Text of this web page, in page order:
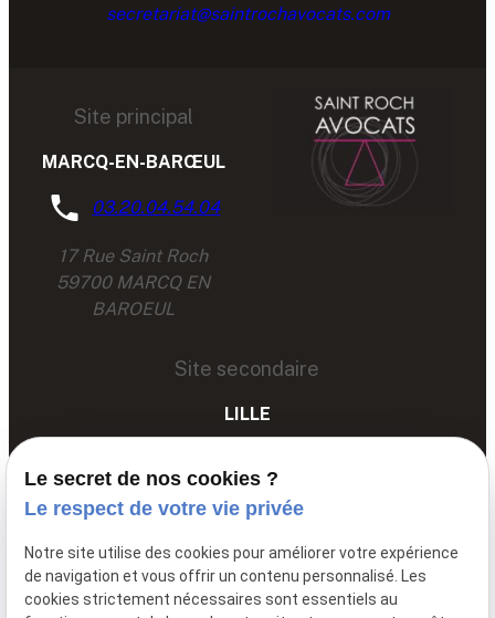
secretariat@saintrochavocats.com
Site principal
MARCQ-EN-BARŒUL
03.20.04.54.04
17 Rue Saint Roch
59700 MARCQ EN
BAROEUL
Site secondaire
LILLE
68 Av. du Peuple Belge,
Siret: : 85061251600011
Le secret de nos cookies ?
Le respect de votre vie privée
Notre site utilise des cookies pour améliorer votre expérience
de navigation et vous offrir un contenu personnalisé. Les
cookies strictement nécessaires sont essentiels au